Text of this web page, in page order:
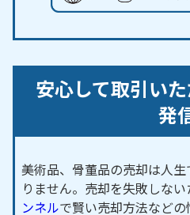
安心して取引い
発
美術品、骨董品の売却は人
りません。売却を失敗しな
ンネルで賢い売却方法などの